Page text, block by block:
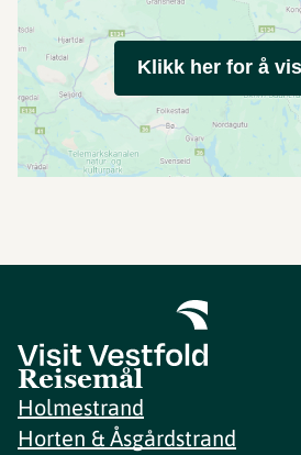
Klikk her for å
Reisemål
Holmestrand
Horten & Åsgårdstrand